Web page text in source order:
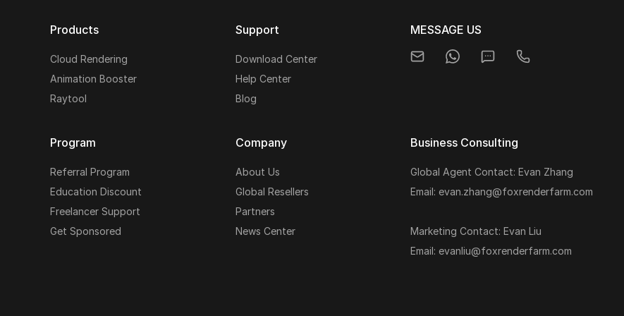
Products
Cloud Rendering
Animation Booster
Raytool
Support
Download Center
Help Center
Blog
MESSAGE US
Program
Referral Program
Education Discount
Freelancer Support
Get Sponsored
Company
About Us
Global Resellers
Partners
News Center
Business Consulting
Global Agent Contact: Evan Zhang
Email: evan.zhang@foxrenderfarm.com
Marketing Contact: Evan Liu
Email: evanliu@foxrenderfarm.com